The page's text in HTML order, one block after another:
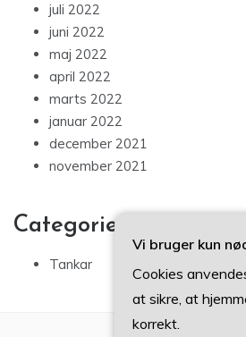
juli 2022
juni 2022
maj 2022
april 2022
marts 2022
januar 2022
december 2021
november 2021
Categories
Tankar
Vi bruger kun
Cookies
at sikre, at
korrekt.